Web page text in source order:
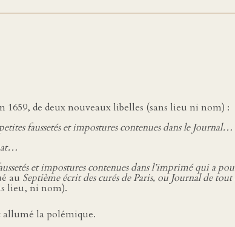
de deux nouveaux libelles (sans lieu ni nom) :
faussetés et impostures contenues dans le Journal…
et impostures contenues dans l’imprimé qui a
au Septième écrit des curés de Paris, ou Journal de tout
lieu, ni nom).
la polémique.